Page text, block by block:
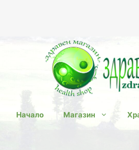
Начало Магазин